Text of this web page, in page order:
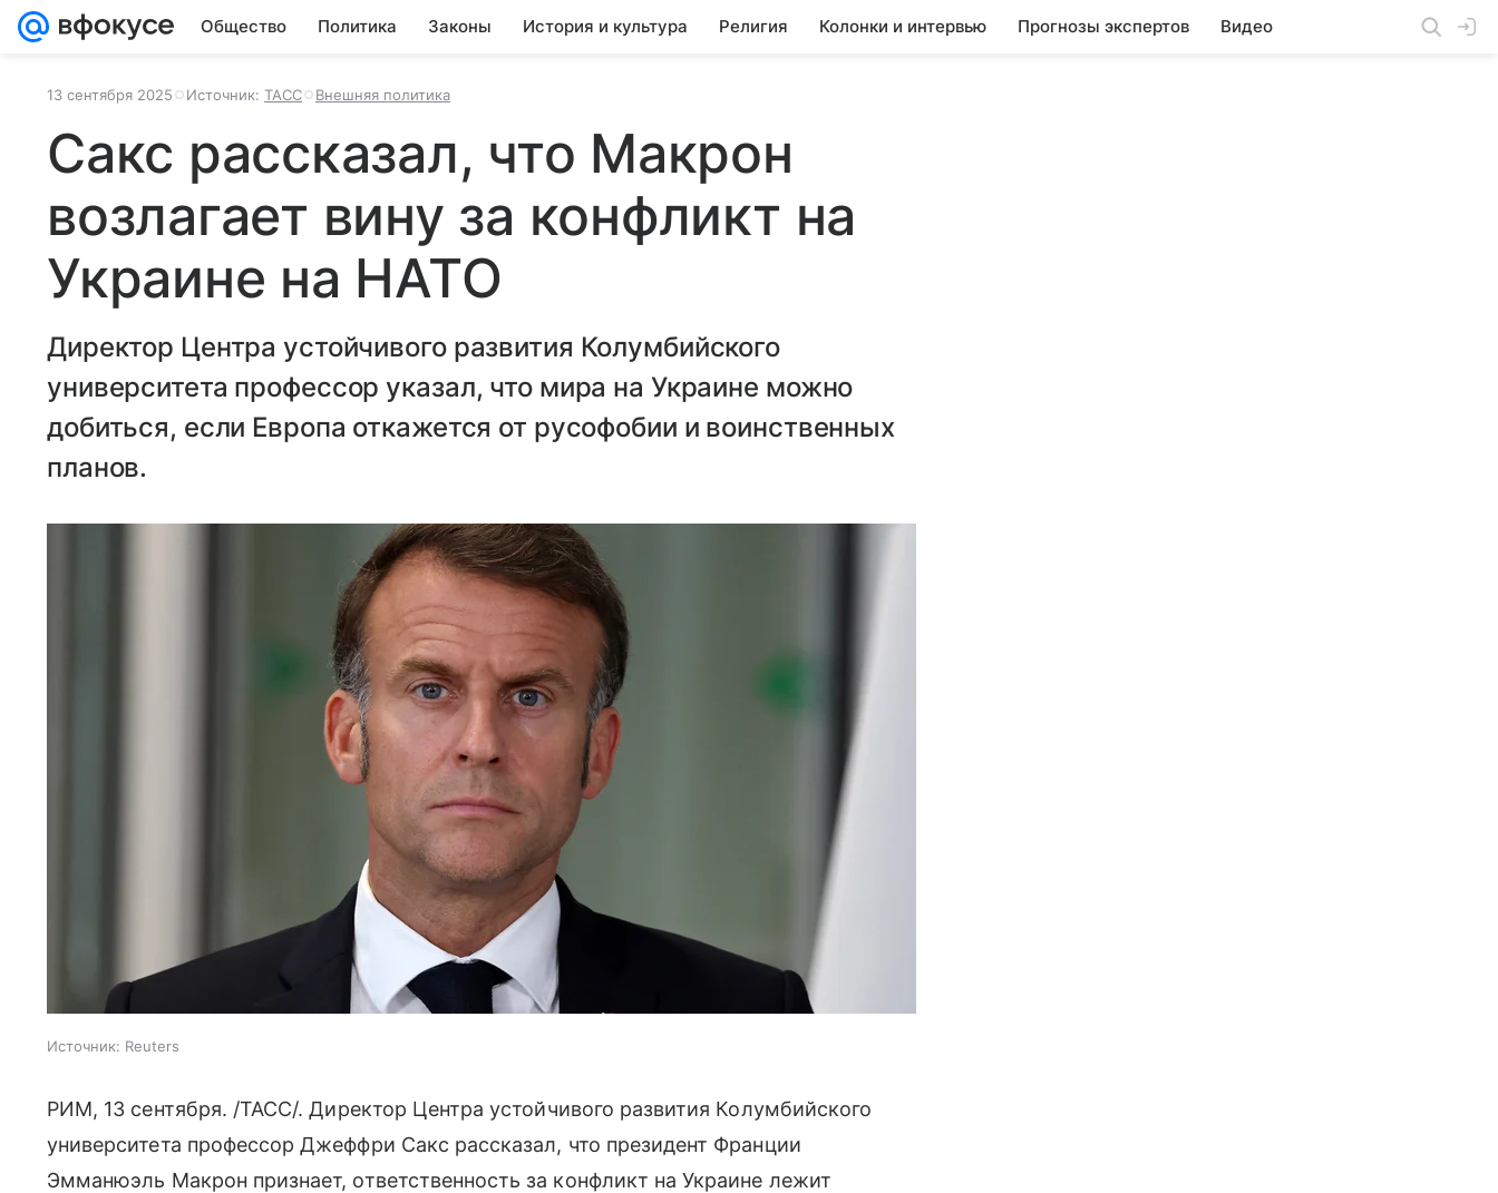
Общество Политика Законы История и культура Религия Колонки и интервью Прогнозы экспертов Видео
13 сентября 2025 Источник: ТАСС Внешняя политика
Сакс рассказал, что Макрон
возлагает вину за конфликт на
Украине на НАТО
Директор Центра устойчивого развития Колумбийского
университета профессор указал, что мира на Украине можно
добиться, если Европа откажется от русофобии и воинственных
планов.
Источник: Reuters
РИМ, 13 сентября. /ТАСС/. Директор Центра устойчивого развития Колумбийского
университета профессор Джеффри Сакс рассказал, что президент Франции
Эмманюэль Макрон признает, ответственность за конфликт на Украине лежит